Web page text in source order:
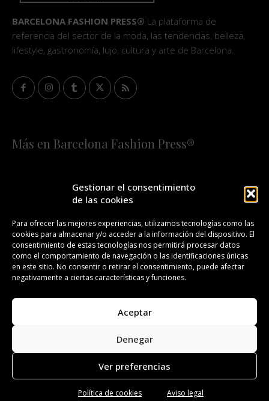
Gestionar el consentimiento
de las cookies
Para ofrecer las mejores experiencias, utilizamos tecnologías como las
cookies para almacenar y/o acceder a la información del dispositivo. El
consentimiento de estas tecnologías nos permitirá procesar datos
como el comportamiento de navegación o las identificaciones únicas
en este sitio. No consentir o retirar el consentimiento, puede afectar
negativamente a ciertas características y funciones.
Aceptar
Denegar
Ver preferencias
Política de cookies Aviso legal
BARCELONA FASHION PRESS® La plataforma de
referencia del sector de la moda, las tendencias, belleza,
lifestyle, gastronomía, lujo, cultura y arte de Barcelona.
Más en Barcelona Fashion Press®
¡SUSCRÍBETE A NUESTRA FASHION NEWS!
CONTACTO REDACCIÓN PUBLICIDAD
ISSN 2385-4839 DL B 27443-2014
Todos los derechos reservados. Copyright 2008-2024.
Barcelona Fashion Press®/™ es una marca registrada.
Política de privacidad Política de cookies